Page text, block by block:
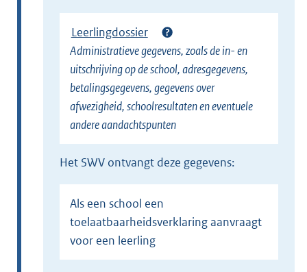
Leerlingdossier
Administratieve gegevens, zoals de in- en
uitschrijving op de school, adresgegevens,
betalingsgegevens, gegevens over
afwezigheid, schoolresultaten en eventuele
andere aandachtspunten
Het SWV ontvangt deze gegevens:
Als een school een
toelaatbaarheidsverklaring aanvraagt
voor een leerling